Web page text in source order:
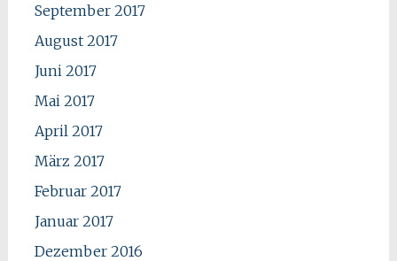
September 2017
August 2017
Juni 2017
Mai 2017
April 2017
März 2017
Februar 2017
Januar 2017
Dezember 2016